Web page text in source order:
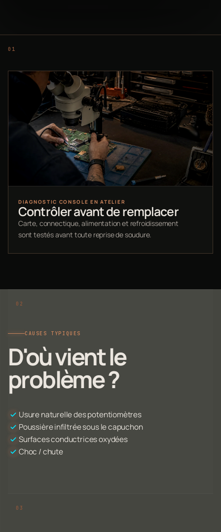
DIAGNOSTIC CONSOLE EN ATELIER
Contrôler avant de remplacer
Carte, connectique, alimentation et refroidissement
sont testés avant toute reprise de soudure.
CAUSES TYPIQUES
D'où vient le
problème ?
Usure naturelle des potentiomètres
Poussière infiltrée sous le capuchon
Surfaces conductrices oxydées
Choc / chute